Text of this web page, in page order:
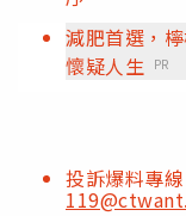
減肥首選，
懷疑人生 PR
投訴爆料專線